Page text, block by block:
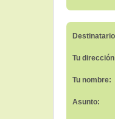
Tu
Tu nombre:
Asunto: